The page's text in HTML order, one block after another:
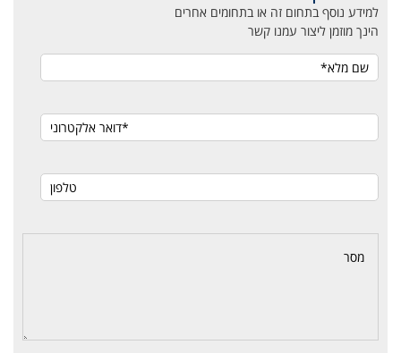
למידע נוסף בתחום זה או בתחומים אחרים
הינך מוזמן ליצור עמנו קשר